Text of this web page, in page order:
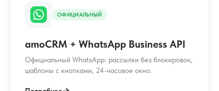
ОФИЦИАЛЬНЫЙ
amoCRM + WhatsApp Business API
Официальный WhatsApp: рассылки без блокировок,
шаблоны с кнопками, 24-часовое окно.